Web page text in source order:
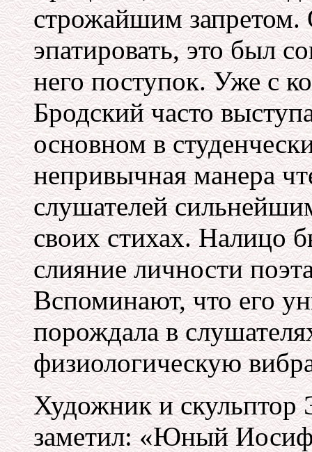
строжайшим запретом.
эпатировать, это был
него поступок. Уже с
Бродский часто
основном в
непривычная манера
слушателей
своих стихах. Налицо
слияние личности
Вспоминают, что его
порождала в
физиологическую
Художник и скульптор
заметил: «Юный